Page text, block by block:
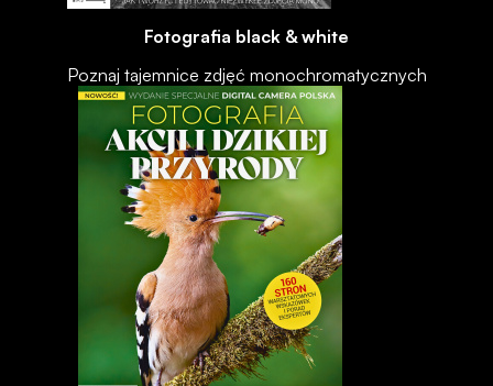
Fotografia black & white
Poznaj tajemnice zdjęć monochromatycznych